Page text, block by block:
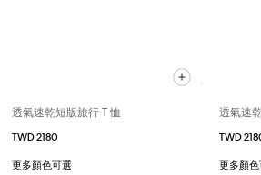
透氣速乾短版旅行 T 恤
TWD 2180
更多顏色可選
透氣速
TWD
更多顏色